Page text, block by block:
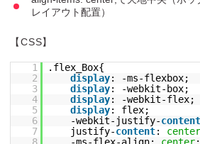
レイアウト配置）
【CSS】
1
.flex_Box{
2
display: -ms-flexbox;
3
display: -webkit-box;
4
display: -webkit-flex;
5
display: flex;
6
-webkit-justify-content
7
justify-content: center
8
-ms-flex-align: center;